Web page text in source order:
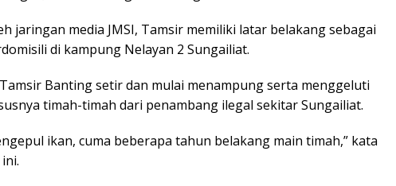
jaringan media JMSI, Tamsir memiliki latar belakang sebagai
di kampung Nelayan 2 Sungailiat.
Banting setir dan mulai menampung serta menggeluti
timah-timah dari penambang ilegal sekitar Sungailiat.
ikan, cuma beberapa tahun belakang main timah,” kata